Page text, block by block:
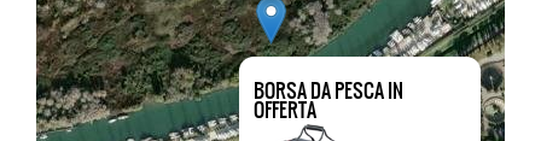
BORSA DA PESCA IN
OFFERTA